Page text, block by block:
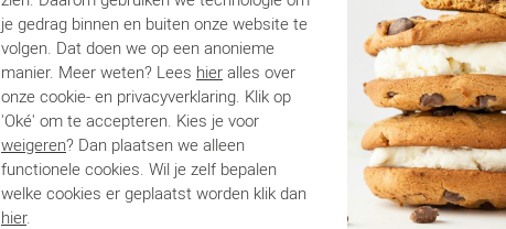
je gedrag binnen en buiten onze website te
volgen. Dat doen we op een anonieme
manier. Meer weten? Lees hier alles over
onze cookie- en privacyverklaring. Klik op
'Oké' om te accepteren. Kies je voor
weigeren? Dan plaatsen we alleen
functionele cookies. Wil je zelf bepalen
welke cookies er geplaatst worden klik dan
hier.